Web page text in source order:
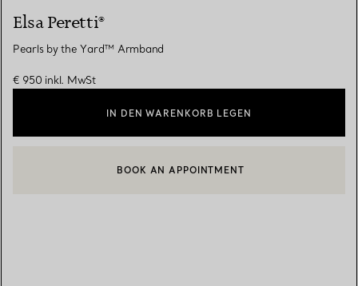
Elsa Peretti®
Pearls by the Yard™ Armband
€ 950 inkl. MwSt
IN DEN WARENKORB LEGEN
EINEN KUNDENBERATER KONTAKTIEREN ODER EINEN
BOOK AN APPOINTMENT